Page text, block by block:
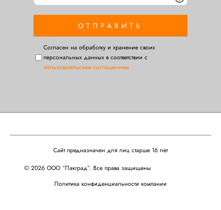
Cогласен на обработку и хранение своих
персональных данных в соответствии с
пользовательским соглашением
© 2026 ООО “Пакград”. Все права защищены
Политика конфиденциальности компании
Сайт предназначен для лиц старше 16 лет